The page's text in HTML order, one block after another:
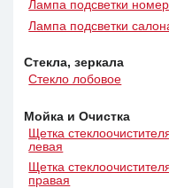
Лампа подсветки
Лампа подсветки
Стекла, зеркала
Стекло лобовое
Мойка и Очистка
Щетка
левая
Щетка
правая